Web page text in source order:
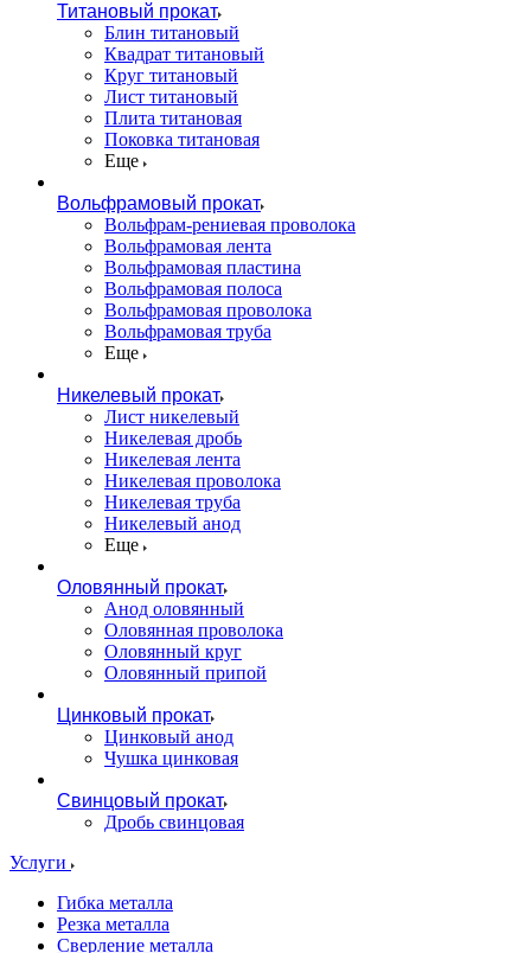
Титановый прокат
Блин титановый
Квадрат титановый
Круг титановый
Лист титановый
Плита титановая
Поковка титановая
Еще
Вольфрамовый прокат
Вольфрам-рениевая проволока
Вольфрамовая лента
Вольфрамовая пластина
Вольфрамовая полоса
Вольфрамовая проволока
Вольфрамовая труба
Еще
Никелевый прокат
Лист никелевый
Никелевая дробь
Никелевая лента
Никелевая проволока
Никелевая труба
Никелевый анод
Еще
Оловянный прокат
Анод оловянный
Оловянная проволока
Оловянный круг
Оловянный припой
Цинковый прокат
Цинковый анод
Чушка цинковая
Свинцовый прокат
Дробь свинцовая
Услуги
Гибка металла
Резка металла
Сверление металла